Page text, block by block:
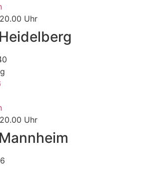
Uhr
Uhr